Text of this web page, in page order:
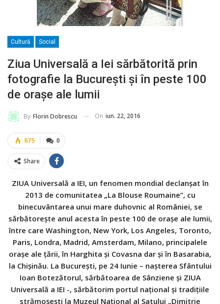
Cultură Social
Ziua Universală a Iei sărbătorită prin
fotografie la București și în peste 100
de orașe ale lumii
By Florin Dobrescu On iun. 22, 2016
0
675
Share
ZIUA Universală a IEI, un fenomen mondial declanșat în
2013 de comunitatea „La Blouse Roumaine”, cu
binecuvântarea unui mare duhovnic al României, se
sărbătorește anul acesta în peste 100 de orașe ale lumii,
între care Washington, New York, Los Angeles, Toronto,
Paris, Londra, Madrid, Amsterdam, Milano, principalele
orașe ale țării, în Harghita și Covasna dar și în Basarabia,
la Chișinău. La București, pe 24 Iunie – nașterea Sfântului
Ioan Botezătorul, sărbătoarea de Sânziene și ZIUA
Universală a IEI -, sărbătorim portul național și tradițiile
strămoșești la Muzeul Național al Satului „Dimitrie